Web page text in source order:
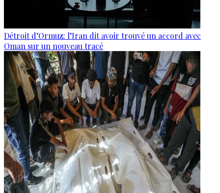
Détroit d’Ormuz: l’Iran dit avoir trouvé un accord avec
Oman sur un nouveau tracé